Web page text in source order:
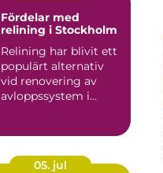
Fördelar med
relining i Stockholm
Relining har blivit ett
populärt alternativ
vid renovering av
avloppssystem i
05. jul